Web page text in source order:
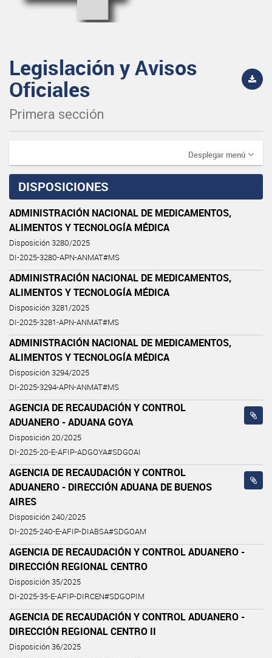
Legislación y Avisos
Oficiales
Primera sección
Desplegar menú
DISPOSICIONES
ADMINISTRACIÓN NACIONAL DE MEDICAMENTOS,
ALIMENTOS Y TECNOLOGÍA MÉDICA
Disposición 3280/2025
DI-2025-3280-APN-ANMAT#MS
ADMINISTRACIÓN NACIONAL DE MEDICAMENTOS,
ALIMENTOS Y TECNOLOGÍA MÉDICA
Disposición 3281/2025
DI-2025-3281-APN-ANMAT#MS
ADMINISTRACIÓN NACIONAL DE MEDICAMENTOS,
ALIMENTOS Y TECNOLOGÍA MÉDICA
Disposición 3294/2025
DI-2025-3294-APN-ANMAT#MS
AGENCIA DE RECAUDACIÓN Y CONTROL
ADUANERO - ADUANA GOYA
Disposición 20/2025
DI-2025-20-E-AFIP-ADGOYA#SDGOAI
AGENCIA DE RECAUDACIÓN Y CONTROL
ADUANERO - DIRECCIÓN ADUANA DE BUENOS
AIRES
Disposición 240/2025
DI-2025-240-E-AFIP-DIABSA#SDGOAM
AGENCIA DE RECAUDACIÓN Y CONTROL ADUANERO -
DIRECCIÓN REGIONAL CENTRO
Disposición 35/2025
DI-2025-35-E-AFIP-DIRCEN#SDGOPIM
AGENCIA DE RECAUDACIÓN Y CONTROL ADUANERO -
DIRECCIÓN REGIONAL CENTRO II
Disposición 36/2025